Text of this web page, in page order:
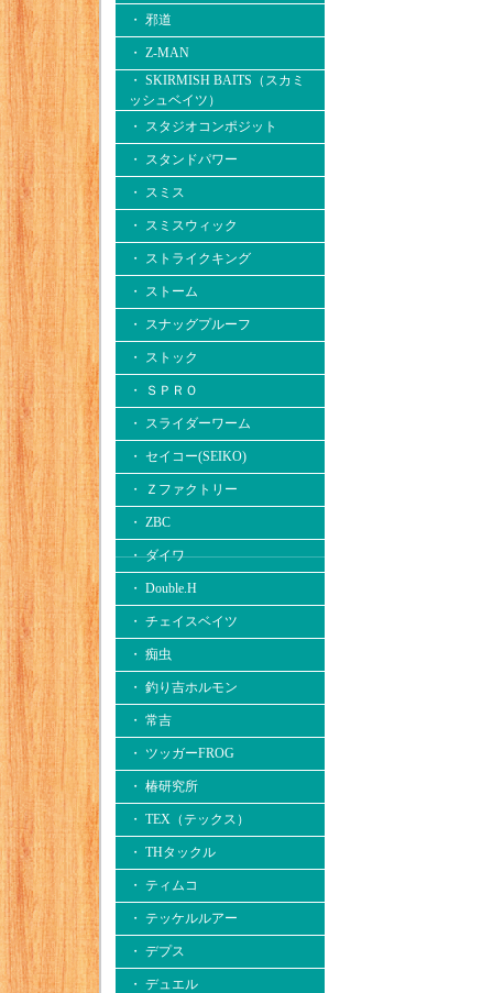
・ 邪道
・ Z-MAN
・ SKIRMISH BAITS（スカミ
ッシュベイツ）
・ スタジオコンポジット
・ スタンドパワー
・ スミス
・ スミスウィック
・ ストライクキング
・ ストーム
・ スナッグプルーフ
・ ストック
・ ＳＰＲＯ
・ スライダーワーム
・ セイコー(SEIKO)
・ Ｚファクトリー
・ ZBC
・ ダイワ
・ Double.H
・ チェイスベイツ
・ 痴虫
・ 釣り吉ホルモン
・ 常吉
・ ツッガーFROG
・ 椿研究所
・ TEX（テックス）
・ THタックル
・ ティムコ
・ テッケルルアー
・ デプス
・ デュエル